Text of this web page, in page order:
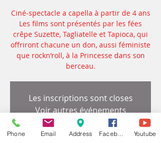
Ciné-spectacle a capella à partir de 4 ans
Les films sont présentés par les fées
crêpe Suzette, Tagliatelle et Tapioca, qui
offriront chacune un don, aussi féministe
que rockn’roll, à la Princesse dans son
berceau.
Les inscriptions sont closes
Voir autres événements
Phone Email Address Youtube